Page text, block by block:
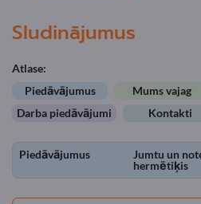
Sludinājumus
Atlase:
Piedāvājumus
Mums vajag
Darba piedāvājumi
Kontakti
Piedāvājumus
Jumtu un
hermētiķis